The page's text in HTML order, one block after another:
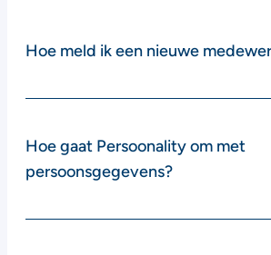
Hoe meld ik een nieuwe
Hoe gaat Persoonality om met
persoonsgegevens?